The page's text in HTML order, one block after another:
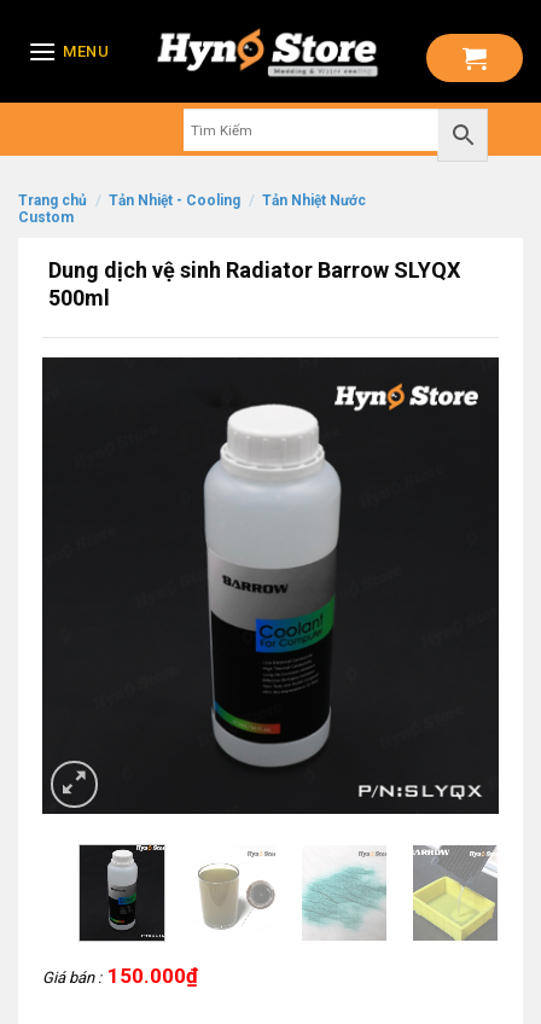
MENU
Trang chủ / Tản Nhiệt - Cooling / Tản Nhiệt Nước
Custom
Dung dịch vệ sinh Radiator Barrow SLYQX
500ml
Giá bán : 150.000₫